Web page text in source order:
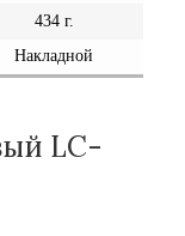
434 г.
Накладной
LC-